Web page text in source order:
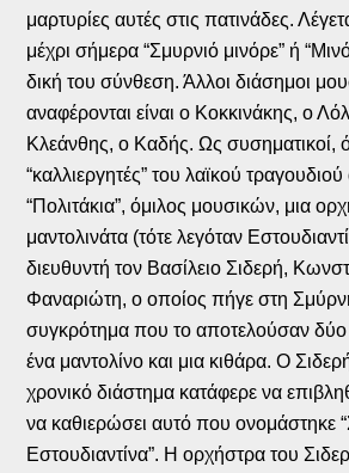
μαρτυρίες αυτές στις πατινάδες.
μέχρι σήμερα “Σμυρνιό μινόρε” ή
δική του σύνθεση. Άλλοι διάσημοι
αναφέρονται είναι ο Κοκκινάκης, ο
Κλεάνθης, ο Καδής. Ως συσηματικοί,
“καλλιεργητές” του λαϊκού
“Πολιτάκια”, όμιλος μουσικών, μια
μαντολινάτα (τότε λεγόταν
διευθυντή τον Βασίλειο Σιδερή,
Φαναριώτη, ο οποίος πήγε στη
συγκρότημα που το αποτελούσαν δύο
ένα μαντολίνο και μια κιθάρα. Ο
χρονικό διάστημα κατάφερε να
να καθιερώσει αυτό που ονομάστηκε
Εστουδιαντίνα”. Η ορχήστρα του